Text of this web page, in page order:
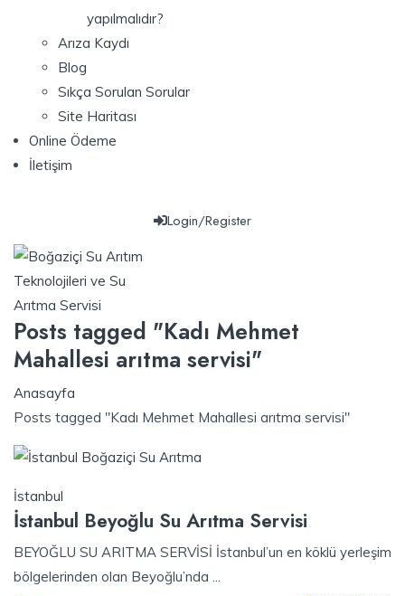
yapılmalıdır?
Arıza Kaydı
Blog
Sıkça Sorulan Sorular
Site Haritası
Online Ödeme
İletişim
Login/Register
Posts tagged "Kadı Mehmet
Mahallesi arıtma servisi"
Anasayfa
Posts tagged "Kadı Mehmet Mahallesi arıtma servisi"
İstanbul
İstanbul Beyoğlu Su Arıtma Servisi
BEYOĞLU SU ARITMA SERVİSİ İstanbul’un en köklü yerleşim
bölgelerinden olan Beyoğlu’nda ...